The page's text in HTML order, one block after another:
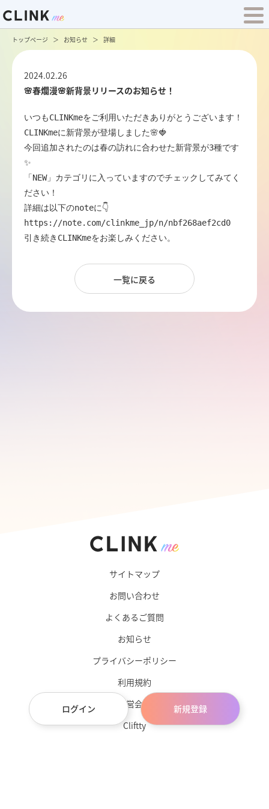
トップページ お知らせ 詳細
2024.02.26
🌸春爛漫🌸新背景リリースのお知らせ！
いつもCLINKmeをご利用いただきありがとうございます！
CLINKmeに新背景が登場しました🌸🍓
今回追加されたのは春の訪れに合わせた新背景が3種です
✨
「NEW」カテゴリに入っていますのでチェックしてみてく
ださい！
https://note.com/clinkme_jp/n/nbf268aef2cd0
引き続きCLINKmeをお楽しみください。
一覧に戻る
ログイン 新規登録
サイトマップ
お問い合わせ
よくあるご質問
お知らせ
プライバシーポリシー
利用規約
運営会社
Cliftty